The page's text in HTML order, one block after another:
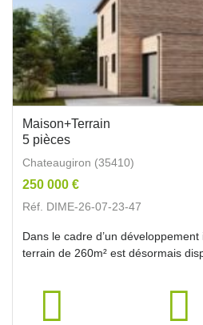
Maison+Terrain
5 pièces
Chateaugiron (35410)
250 000 €
Réf. DIME-26-07-23-47
Dans le cadre d’un
terrain de 260m² est désormais